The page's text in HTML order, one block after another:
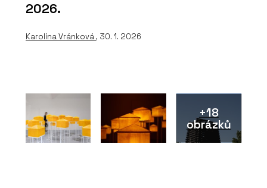
2026.
Karolína Vránková, 30. 1. 2026
+18
obrázků